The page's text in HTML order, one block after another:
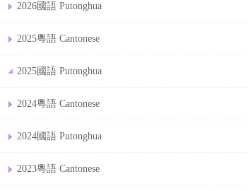
2026國語 Putonghua
2025粵語 Cantonese
2025國語 Putonghua
2024粵語 Cantonese
2024國語 Putonghua
2023粵語 Cantonese